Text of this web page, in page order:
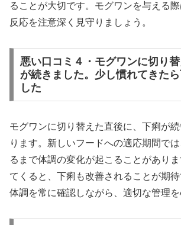
ることが大切です。モグワンを与える
反応を注意深く見守りましょう。
悪い口コミ４・モグワンに切り
が続きました。少し慣れてきた
した
モグワンに切り替えた直後に、下痢が
ります。新しいフードへの適応期間で
るまで体調の変化が起こることがあり
てくると、下痢も改善されることが期
体調を常に確認しながら、適切な管理を